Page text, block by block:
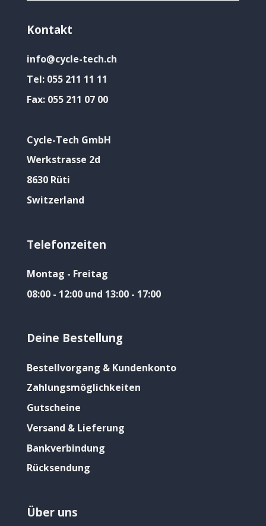
Kontakt
info@cycle-tech.ch
Tel: 055 211 11 11
Fax: 055 211 07 00
Cycle-Tech GmbH
Werkstrasse 2d
8630 Rüti
Switzerland
Telefonzeiten
Montag - Freitag
08:00 - 12:00 und 13:00 - 17:00
Deine Bestellung
Bestellvorgang & Kundenkonto
Zahlungsmöglichkeiten
Gutscheine
Versand & Lieferung
Bankverbindung
Rücksendung
Über uns